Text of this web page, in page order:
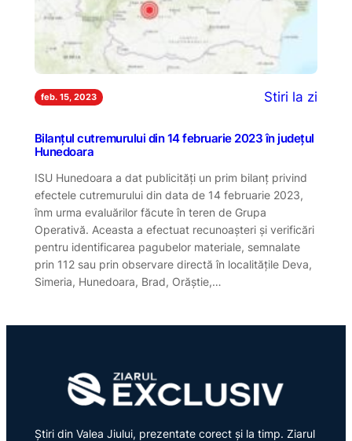
feb. 15, 2023 Stiri la zi
Bilanțul cutremurului din 14 februarie 2023 în județul
Hunedoara
ISU Hunedoara a dat publicități un prim bilanț privind
efectele cutremurului din data de 14 februarie 2023,
înm urma evaluărilor făcute în teren de Grupa
Operativă. Aceasta a efectuat recunoașteri și verificări
pentru identificarea pagubelor materiale, semnalate
prin 112 sau prin observare directă în localitățile Deva,
Simeria, Hunedoara, Brad, Orăștie,…
Știri din Valea Jiului, prezentate corect și la timp. Ziarul